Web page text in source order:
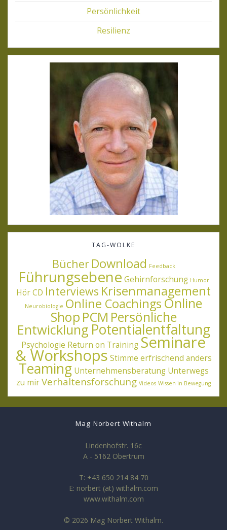
Persönlichkeit
Resilienz
TAG-WOLKE
Bücher Download Feedback
Führungsebene Gehirnforschung Humor
Hör CD Interviews Krisenmanagement
Neurobiologie Online Coachings Online
Shop PCM Persönliche
Entwicklung Potentialentfaltung
Psychologie Return on Training Seminare
& Workshops Stimme erfrischend anders
Teaming Unternehmensberatung Unterwegs
zu mirVerhaltensforschung Videos Wissen in Bewegung
Mag Norbert Withalm
Lindenhofstr. 16c
A - 5162 Obertrum
T: +43 650 214 84 70
E: norbert (at) withalm.com
www.withalm.com
© 2026 Mag Norbert Withalm.